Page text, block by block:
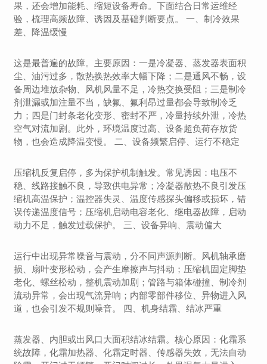
果，还会增加能耗、缩短设备寿命。下面结合日常运维经
验，梳理高频故障、诱因及基础判断要点。 一、制冷效果
差、降温缓慢
这是最普遍的故障。主要原因：一是冷凝器、蒸发器表面积
尘、油污过多，散热换热效率大幅下降；二是通风不畅，设
备周边堆放杂物、风机风量不足，冷热交换受阻；三是制冷
剂泄漏或加注量不当，缺氟、氟利昂过量都会导致制冷乏
力；四是门封条老化变形、密封不严，冷量持续外泄，冷热
空气对流加剧。此外，环境温度过高、设备超负荷存放货
物，也会造成降温变慢。 二、设备频繁启停、运行不稳定
压缩机反复启停，多为保护机制触发。常见诱因：电压不
稳、线路接触不良，导致供电异常；冷凝器散热不良引发压
缩机高温保护；温控器失灵、温度传感探头偏移或损坏，错
误传递温度信号；压缩机启动电容老化、继电器故障，启动
动力不足，触发过载保护。 三、设备异响、震动偏大
运行中出现异常噪音与震动，分不同声源判断。风机轴承磨
损、扇叶变形松动，会产生摩擦声与抖动；压缩机固定脚垫
老化、螺丝松动，整机震动加剧；管路与箱体碰撞、制冷剂
流动异常，会出现气流异响；内部零部件移位、异物进入风
道，也会引发不规则噪音。 四、机身结霜、结冰严重
蒸发器、内胆或出风口大面积结冰结霜。核心原因：化霜系
统故障，化霜加热器、化霜定时器、传感器失效，无法自动